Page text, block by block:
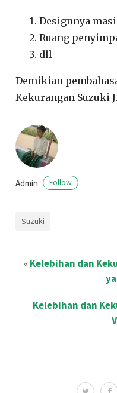
Designnya
Ruang
dll
Demikian
Kekurangan Suzuki
Admin Follow
Suzuki
«Kelebihan dan
Kelebihan dan